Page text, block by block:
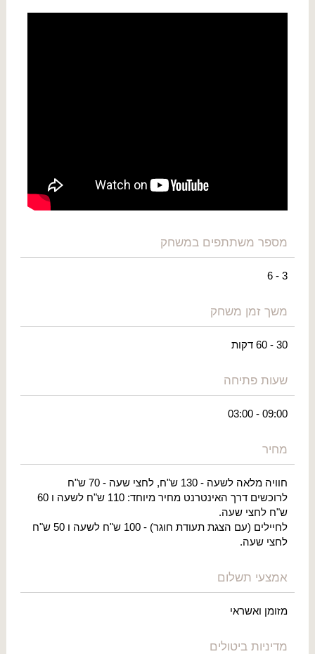
מספר משתתפים במשחק
3 - 6
משך זמן משחק
30 - 60 דקות
שעות פתיחה
09:00 - 03:00
מחיר
חוויה מלאה לשעה - 130 ש"ח, לחצי שעה - 70 ש"ח
לרוכשים דרך האינטרנט מחיר מיוחד: 110 ש"ח לשעה ו 60
ש"ח לחצי שעה.
לחיילים (עם הצגת תעודת חוגר) - 100 ש"ח לשעה ו 50 ש"ח
לחצי שעה.
אמצעי תשלום
מזומן ואשראי
מדיניות ביטולים